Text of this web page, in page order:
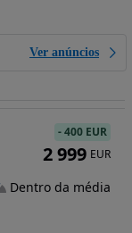
Ver anúncios
-400 EUR
2 999 EUR
Dentro da média